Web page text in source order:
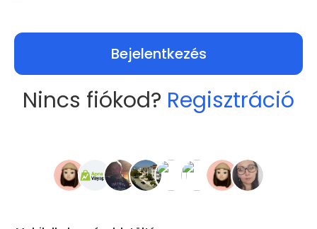
Bejelentkezés
Nincs fiókod? Regisztráció